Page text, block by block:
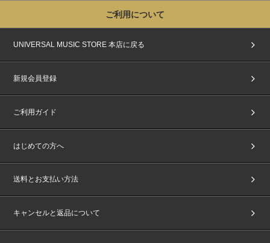
ご利用について
UNIVERSAL MUSIC STORE 本店に戻る
新規会員登録
ご利用ガイド
はじめての方へ
送料とお支払い方法
キャンセルと返品について